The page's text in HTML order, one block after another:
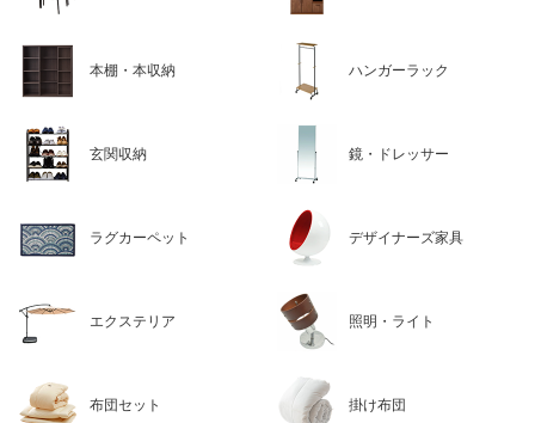
本棚・本収納 ハンガーラック
玄関収納 鏡・ドレッサー
ラグカーペット デザイナーズ家具
エクステリア 照明・ライト
布団セット 掛け布団